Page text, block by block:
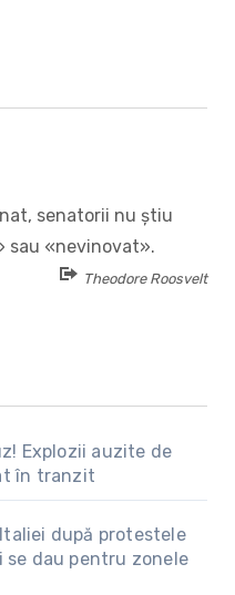
senatorii nu ştiu
sau «nevinovat».
Theodore Roosvelt
Explozii auzite de
în tranzit
după protestele
se dau pentru zonele